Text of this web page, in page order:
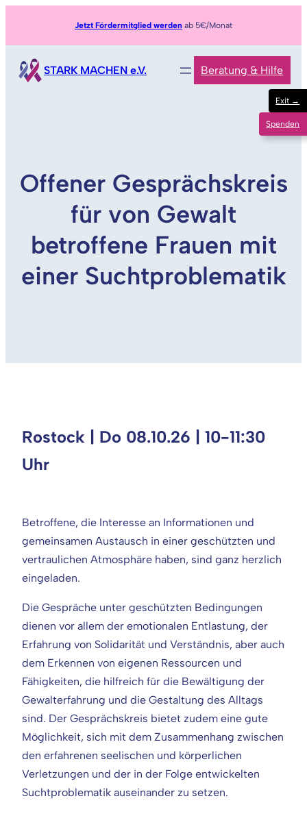
Jetzt Fördermitglied werden ab 5€/Monat
STARK MACHEN e.V. Beratung & Hilfe
Offener Gesprächskreis
für von Gewalt
betroffene Frauen mit
einer Suchtproblematik
Rostock | Do 08.10.26 | 10-11:30
Uhr
Betroffene, die Interesse an Informationen und
gemeinsamen Austausch in einer geschützten und
vertraulichen Atmosphäre haben, sind ganz herzlich
eingeladen.
Die Gespräche unter geschützten Bedingungen
dienen vor allem der emotionalen Entlastung, der
Erfahrung von Solidarität und Verständnis, aber auch
dem Erkennen von eigenen Ressourcen und
Fähigkeiten, die hilfreich für die Bewältigung der
Gewalterfahrung und die Gestaltung des Alltags
sind. Der Gesprächskreis bietet zudem eine gute
Möglichkeit, sich mit dem Zusammenhang zwischen
den erfahrenen seelischen und körperlichen
Verletzungen und der in der Folge entwickelten
Suchtproblematik auseinander zu setzen.
Exit →
Spenden